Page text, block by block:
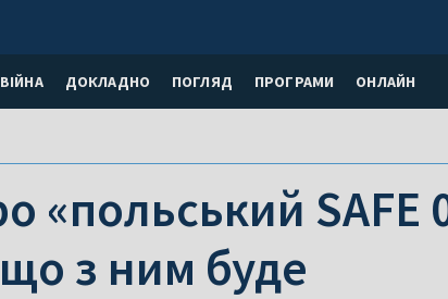
ВІЙНА ДОКЛАДНО ПОГЛЯД ПРОГРАМИ ОНЛАЙН
«польський SAFE
з ним буде